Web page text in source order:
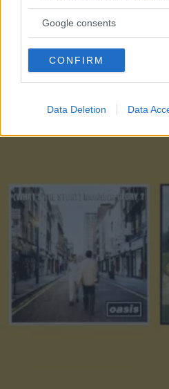
not limited to your visit or usage
use your data for below specified
consent section.
Google consents
CONFIRM
Data Deletion Data
Articolia tema